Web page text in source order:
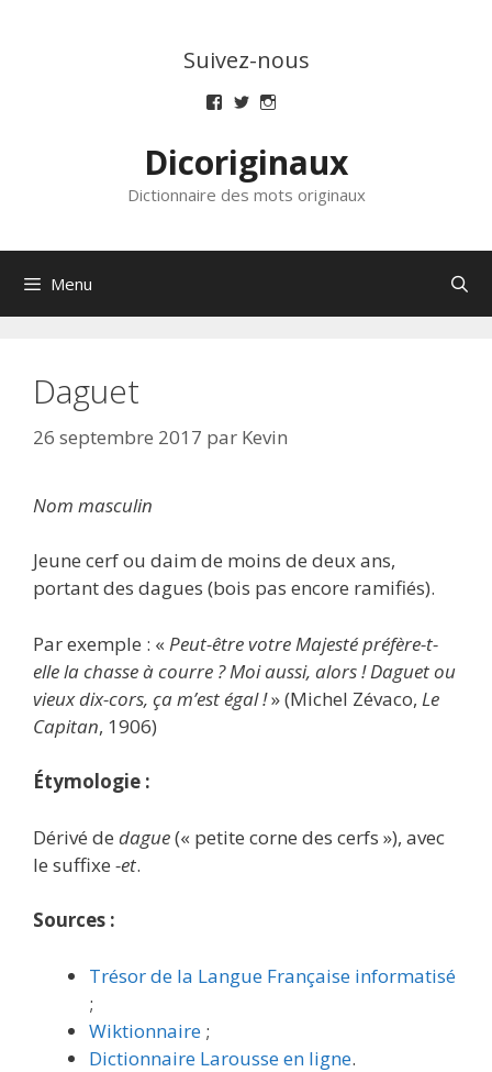
Suivez-nous
Voir
de
dicoriginaux
sur
Facebook
Voir
de
dicoriginaux
sur
Twitter
de
dicoriginaux
sur
Instagram
Dicoriginaux
Dictionnaire des mots originaux
Menu
Daguet
26 septembre 2017 par Kevin
Nom masculin
Jeune cerf ou daim de moins de deux ans,
portant des dagues (bois pas encore ramifiés).
Par exemple : « Peut-être votre Majesté préfère-t-
elle la chasse à courre ? Moi aussi, alors ! Daguet ou
vieux dix-cors, ça m’est égal !» (Michel Zévaco, Le
Capitan, 1906)
Étymologie :
Dérivé de dague(« petite corne des cerfs »), avec
le suffixe -et.
Sources :
Trésor de la Langue Française informatisé
;
Wiktionnaire ;
Dictionnaire Larousse en ligne.